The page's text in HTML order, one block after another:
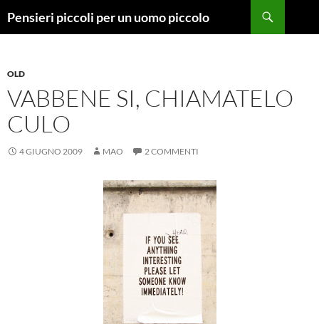
Pensieri piccoli per un uomo piccolo
OLD
VABBENE SI, CHIAMATELO
CULO
4 GIUGNO 2009 MAO 2 COMMENTI